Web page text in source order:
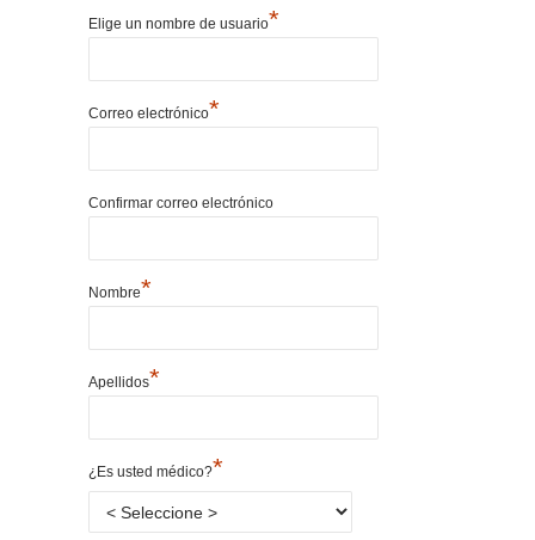
Elige un nombre de usuario*
Correo electrónico*
Confirmar correo electrónico
Nombre*
Apellidos*
¿Es usted médico?*